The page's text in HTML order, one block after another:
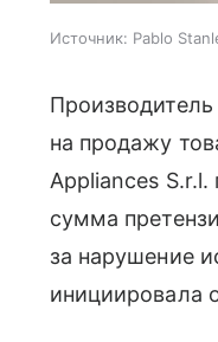
Источник: Pablo
на продажу
Appliances
сумма
за нарушение
инициировала